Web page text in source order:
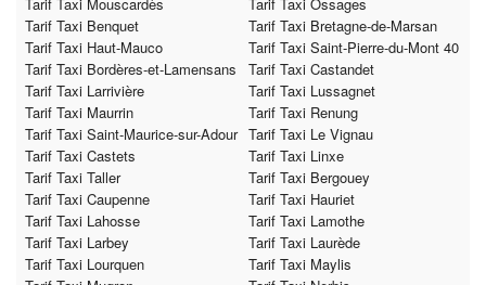
Tarif Taxi Benquet
Tarif Taxi Bretagne-de-Marsan
Tarif Taxi Haut-Mauco
Tarif Taxi Saint-Pierre-du-Mont 40
Tarif Taxi Bordères-et-Lamensans
Tarif Taxi Castandet
Tarif Taxi Larrivière
Tarif Taxi Lussagnet
Tarif Taxi Maurrin
Tarif Taxi Renung
Tarif Taxi Saint-Maurice-sur-Adour Tarif Taxi Le Vignau
Tarif Taxi Castets
Tarif Taxi Linxe
Tarif Taxi Taller
Tarif Taxi Bergouey
Tarif Taxi Caupenne
Tarif Taxi Hauriet
Tarif Taxi Lahosse
Tarif Taxi Lamothe
Tarif Taxi Larbey
Tarif Taxi Laurède
Tarif Taxi Lourquen
Tarif Taxi Maylis